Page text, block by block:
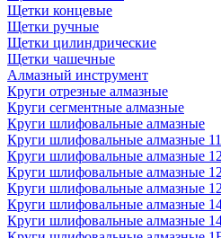
Щетки концевые
Щетки ручные
Щетки цилиндрические
Щетки чашечные
Алмазный инструмент
Круги отрезные алмазные
Круги сегментные алмазные
Круги шлифовальные алмазные
Круги шлифовальные алмазные
Круги шлифовальные алмазные
Круги шлифовальные алмазные
Круги шлифовальные алмазные
Круги шлифовальные алмазные
Круги шлифовальные алмазные